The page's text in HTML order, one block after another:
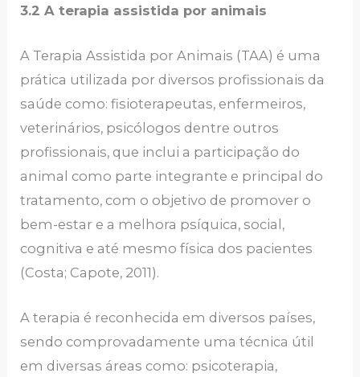
3.2 A terapia assistida por animais
A Terapia Assistida por Animais (TAA) é uma
prática utilizada por diversos profissionais da
saúde como: fisioterapeutas, enfermeiros,
veterinários, psicólogos dentre outros
profissionais, que inclui a participação do
animal como parte integrante e principal do
tratamento, com o objetivo de promover o
bem-estar e a melhora psíquica, social,
cognitiva e até mesmo física dos pacientes
(Costa; Capote, 2011).
A terapia é reconhecida em diversos países,
sendo comprovadamente uma técnica útil
em diversas áreas como: psicoterapia,